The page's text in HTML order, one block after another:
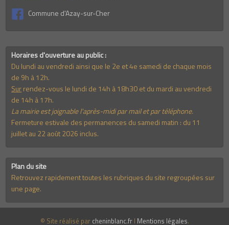
Commune d'Azay-sur-Cher
Horaires d'ouverture au public :
Du lundi au vendredi ainsi que le 2e et 4e samedi de chaque mois
de 9h à 12h.
Surrendez-vous le lundi de 14h à 18h30 et du mardi au vendredi
de 14h à 17h.
La mairie est joignable l'après-midi par mail et par téléphone.
Fermeture estivale des permanences du samedi matin : du 11
juillet au 22 août 2026 inclus.
Plan du site
Retrouvez rapidement toutes les rubriques du site regroupées sur
une page.
© Site réalisé par cheninblanc.frI Mentions légales.